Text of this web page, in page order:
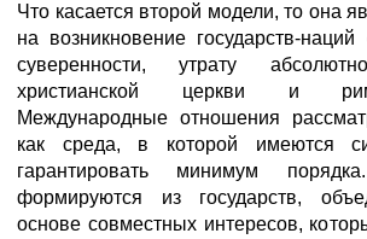
Что касается второй модели, то она
на возникновение государств-
суверенности, утрату
христианской церкви и
Международные отношения
как среда, в которой имеются
гарантировать минимум
формируются из государств,
основе совместных интересов,